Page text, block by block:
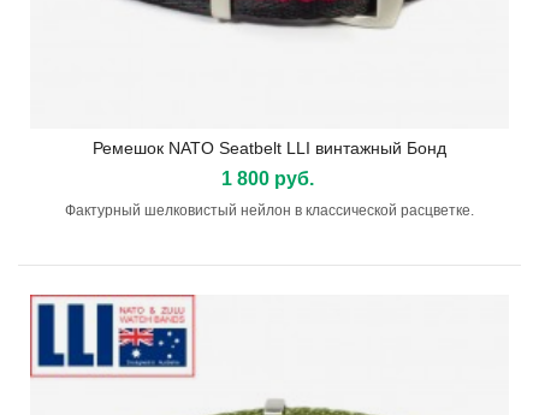
Ремешок NATO Seatbelt LLI винтажный Бонд
1 800 руб.
Фактурный шелковистый нейлон в классической расцветке.